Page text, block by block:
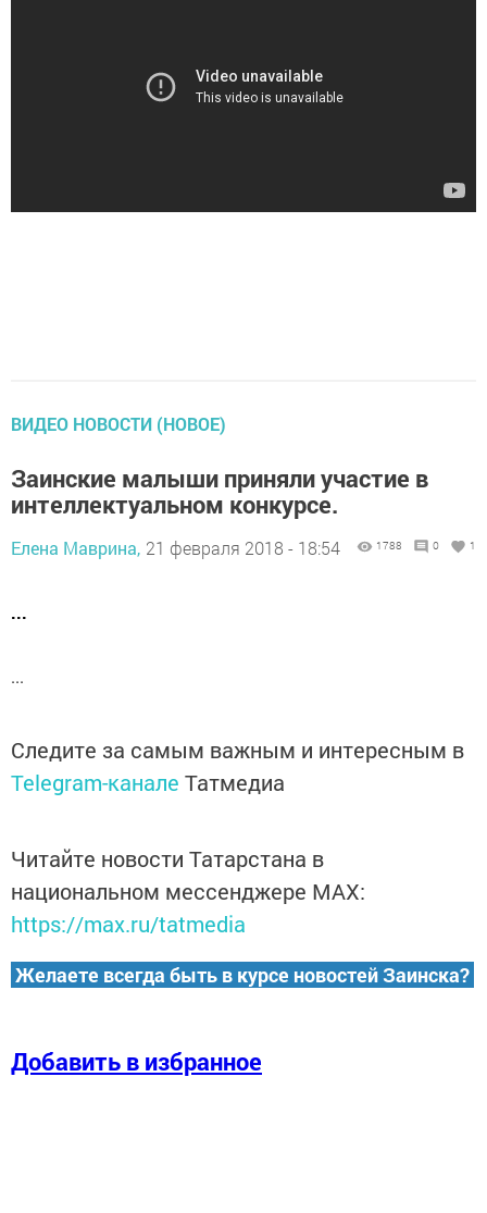
ВИДЕО НОВОСТИ (НОВОЕ)
Заинские малыши приняли участие в
интеллектуальном конкурсе.
Елена Маврина, 21 февраля 2018 - 18:54 1788 0 1
...
...
Следите за самым важным и интересным в
Telegram-канале Татмедиа
Читайте новости Татарстана в
национальном мессенджере MАХ:
https://max.ru/tatmedia
Желаете всегда быть в курсе новостей Заинска?
Добавить в избранное